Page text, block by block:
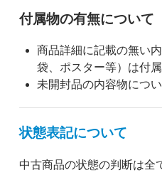
付属物の有無について
商品詳細に記載の無い
袋、ポスター等）は付
未開封品の内容物につ
状態表記について
中古商品の状態の判断は全